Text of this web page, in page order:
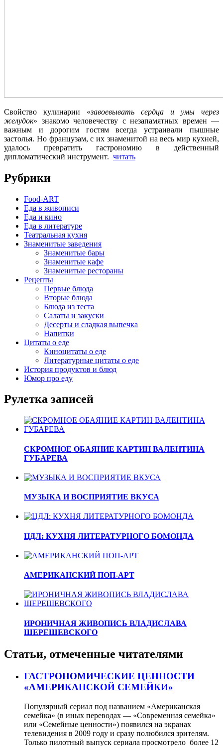
Свойство кулинарии «завоевывать сердца и умы через
желудок» знакомо человечеству с незапамятных времен —
важным и дорогим гостям всегда устраивали пышные
застолья. Но французам, с их знаменитой на весь мир кухней,
удалось превратить гастрономию в действенный
дипломатический инструмент. читать
Рубрики
Food-ART
Еда в живописи
Еда и кино
Еда в литературе
Театральная кухня
Знаменитые заведения
Знаменитые бары
Знаменитые кафе
Знаменитые рестораны
Рецепты
Первые блюда
Вторые блюда
Блюда из теста
Салаты и закуски
Десерты и сладкая выпечка
Напитки
Цитаты о еде
Киноцитаты о еде
Литературные цитаты o еде
История продуктов и блюд
Юмор про еду
Рулетка записей
СКРОМНОЕ ОБАЯНИЕ КАРТИН ВАЛЕНТИНА
ГУБАРЕВА
МУЗЫКА И ВОСПРИЯТИЕ ВКУСА
ЦДЛ: КУХНЯ ЛИТЕРАТУРНОГО БОМОНДА
АМЕРИКАНСКИЙ ПОП-АРТ
ИРОНИЧНАЯ ЖИВОПИСЬ ВЛАДИСЛАВА
ШЕРЕШЕВСКОГО
Статьи, отмеченные читателями
ГАСТРОНОМИЧЕСКИЕ ЦЕННОСТИ
«АМЕРИКАНСКОЙ СЕМЕЙКИ»
Популярный сериал под названием «Американская
семейка» (в иных переводах — «Современная семейка»
или «Семейные ценности») появился на экранах
телевидения в 2009 году и сразу полюбился зрителям.
Только пилотный выпуск сериала просмотрело более 12